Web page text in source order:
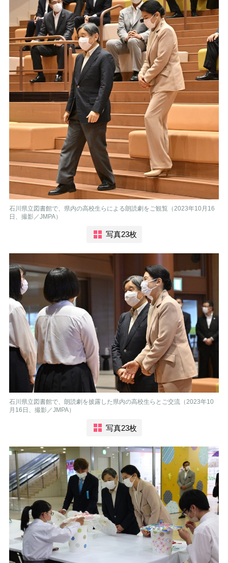
石川県立図書館で、県内の高校生らによる朗読劇をご観覧（2023年10月16
日、撮影／JMPA）
写真23枚
石川県立図書館で、朗読劇を披露した県内の高校生らとご交流（2023年10
月16日、撮影／JMPA）
写真23枚